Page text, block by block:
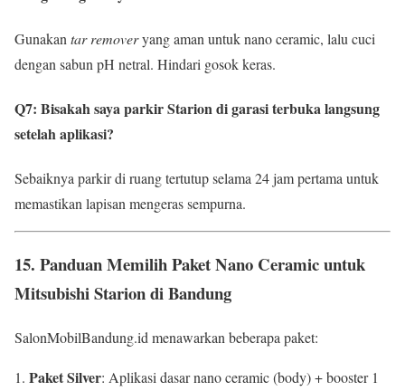
Gunakan tar removeryang aman untuk nano ceramic, lalu cuci
dengan sabun pH netral. Hindari gosok keras.
Q7: Bisakah saya parkir Starion di garasi terbuka langsung
setelah aplikasi?
Sebaiknya parkir di ruang tertutup selama 24 jam pertama untuk
memastikan lapisan mengeras sempurna.
15. Panduan Memilih Paket Nano Ceramic untuk
Mitsubishi Starion di Bandung
SalonMobilBandung.id menawarkan beberapa paket:
Paket Silver: Aplikasi dasar nano ceramic (body) + booster 1